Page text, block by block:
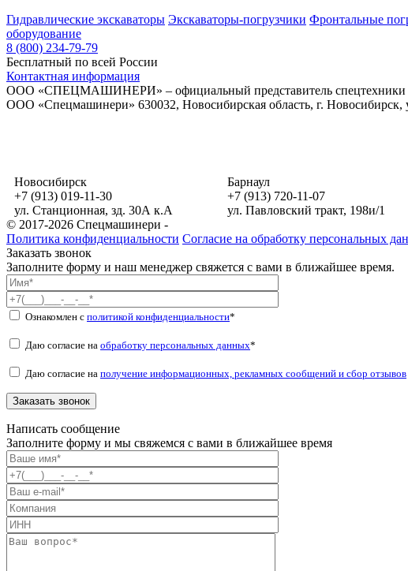
Гидравлические экскаваторы Экскаваторы-погрузчики Фронтальные
оборудование
8 (800) 234-79-79
Бесплатный по всей России
Контактная информация
ООО «СПЕЦМАШИНЕРИ» – официальный представитель спецтехники
ООО «Спецмашинери» 630032, Новосибирская область, г.
Новосибирск
+7 (913) 019-11-30
ул. Станционная, зд. 30А к.А
Барнаул
+7 (913) 720-11-07
ул. Павловский тракт, 198и/1
© 2017-2026 Спецмашинери -
Политика конфиденциальности Согласие на обработку персональных
Заказать звонок
Заполните форму и наш менеджер свяжется с вами в ближайшее время.
Ознакомлен с политикой конфиденциальности*
Даю согласие на обработку персональных данных*
Даю согласие на получение информационных, рекламных сообщений и сбор отзывов
Написать сообщение
Заполните форму и мы свяжемся с вами в ближайшее время